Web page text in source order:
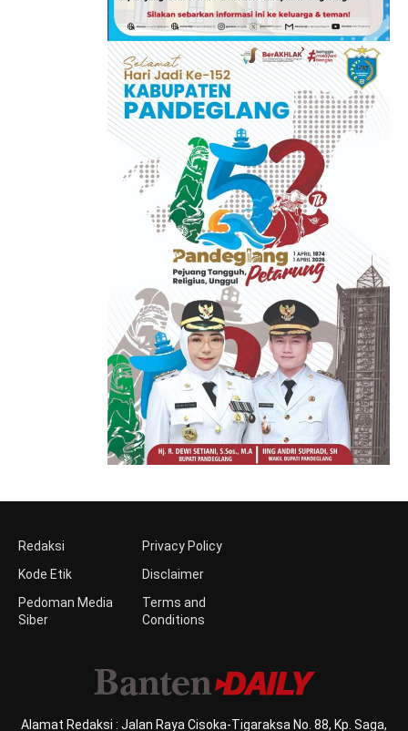
Redaksi
Kode Etik
Pedoman Media
Siber
Privacy Policy
Disclaimer
Terms and
Conditions
Alamat Redaksi : Jalan Raya Cisoka-Tigaraksa No. 88, Kp. Saga,